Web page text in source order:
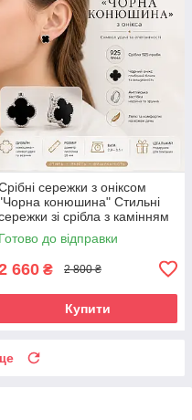
сережки з оніксом
конюшина" Стильні
зі срібла з камінням
Готово до відправки
660 ₴ 2 800 ₴
Купити